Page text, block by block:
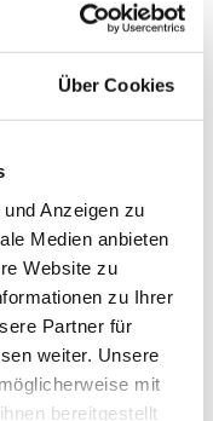
Über Cookies
Anzeigen zu
Medien anbieten
Website zu
zu Ihrer
Partner für
weiter. Unsere
mit
bereitgestellt
feine Forelle
lassen
auf eine neue
den
Kräutern und
verleiht
und ein